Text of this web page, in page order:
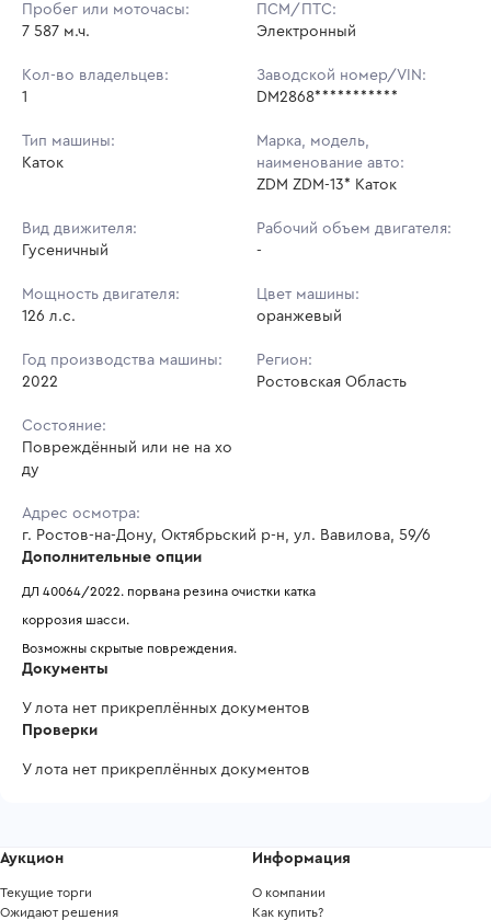
Шаг торгов: 5 000 ₽
Кол-во ставок:
Ставок не найдено
в аукционах
Пробег или моточасы:
7 587 м.ч.
ПСМ/ПТС:
Электронный
Кол-во владельцев:
1
Заводской номер/VIN:
DM2868***********
Тип машины:
Каток
Марка, модель,
наименование авто:
ZDM ZDM-13* Каток
Вид движителя:
Гусеничный
Рабочий объем двигателя:
-
Мощность двигателя:
126 л.с.
Цвет машины:
оранжевый
Год производства машины:
2022
Регион:
Ростовская Область
Состояние:
Повреждённый или не на хо
ду
Адрес осмотра:
г. Ростов-на-Дону, Октябрьский р-н, ул. Вавилова, 59/6
Дополнительные опции
ДЛ 40064/2022. порвана резина очистки катка
коррозия шасси.
Возможны скрытые повреждения.
Документы
У лота нет прикреплённых документов
Проверки
У лота нет прикреплённых документов
Аукцион
Текущие торги
Ожидают решения
Информация
О компании
Как купить?